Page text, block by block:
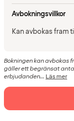
Avbokningsvillkor
Kan avbokas fram
Bokningen kan avbokas
gäller ett begränsat
erbjudanden... Läs mer